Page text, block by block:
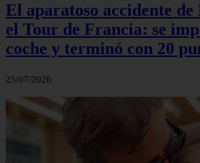
El aparatoso accidente
el Tour de Francia: se
coche y terminó con 20
25/07/2026